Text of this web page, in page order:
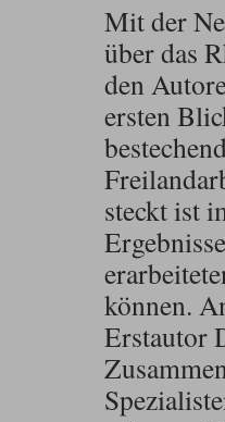
Mit der
über das
den
ersten
steckt ist
können.
Erstautor